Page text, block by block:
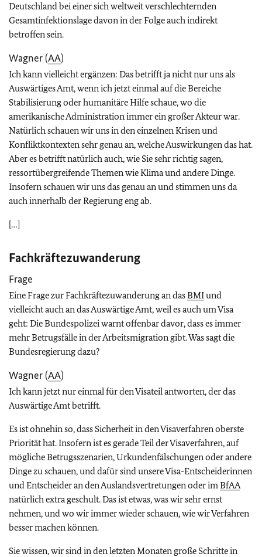
Deutschland bei einer sich weltweit verschlechternden
Gesamtinfektionslage davon in der Folge auch indirekt
betroffen sein.
Wagner (AA)
Ich kann vielleicht ergänzen: Das betrifft ja nicht nur uns als
Auswärtiges Amt, wenn ich jetzt einmal auf die Bereiche
Stabilisierung oder humanitäre Hilfe schaue, wo die
amerikanische Administration immer ein großer Akteur war.
Natürlich schauen wir uns in den einzelnen Krisen und
Konfliktkontexten sehr genau an, welche Auswirkungen das hat.
Aber es betrifft natürlich auch, wie Sie sehr richtig sagen,
ressortübergreifende Themen wie Klima und andere Dinge.
Insofern schauen wir uns das genau an und stimmen uns da
auch innerhalb der Regierung eng ab.
[…]
Fachkräftezuwanderung
Frage
Eine Frage zur Fachkräftezuwanderung an dasBMIund
vielleicht auch an das Auswärtige Amt, weil es auch um Visa
geht: Die Bundespolizei warnt offenbar davor, dass es immer
mehr Betrugsfälle in der Arbeitsmigration gibt. Was sagt die
Bundesregierung dazu?
Wagner (AA)
Ich kann jetzt nur einmal für den Visateil antworten, der das
Auswärtige Amt betrifft.
Es ist ohnehin so, dass Sicherheit in den Visaverfahren oberste
Priorität hat. Insofern ist es gerade Teil der Visaverfahren, auf
mögliche Betrugsszenarien, Urkundenfälschungen oder andere
Dinge zu schauen, und dafür sind unsere Visa-Entscheiderinnen
und Entscheider an den Auslandsvertretungen oder imBfAA
natürlich extra geschult. Das ist etwas, was wir sehr ernst
nehmen, und wo wir immer wieder schauen, wie wir Verfahren
besser machen können.
Sie wissen, wir sind in den letzten Monaten große Schritte in